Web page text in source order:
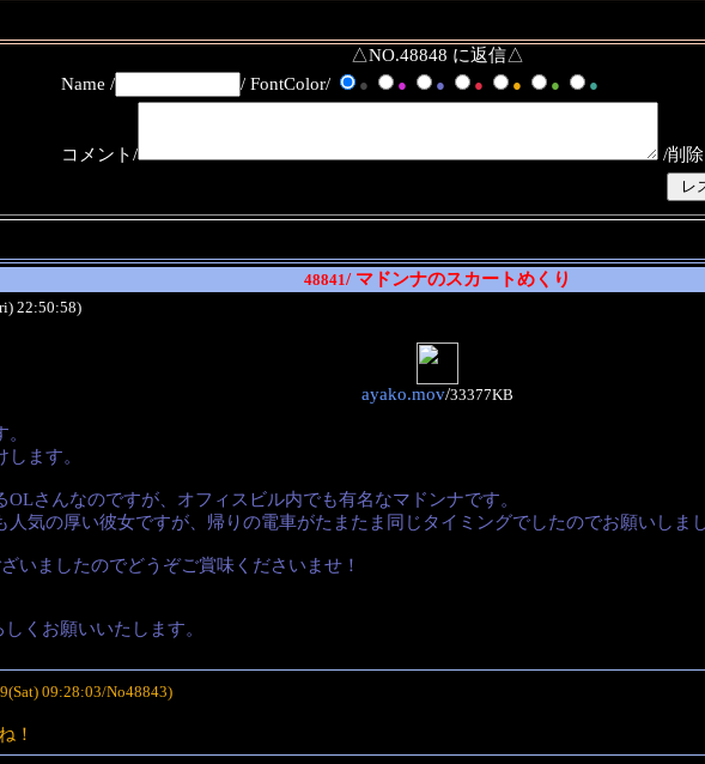
△NO.48848 に返信△
Name /
/ FontColor/ ● ● ● ● ● ● ●
コメント/ /削
48841/ マドンナのスカートめくり
22:50:58)
ayako.mov/33377KB
ます。
さんなのですが、オフィスビル内でも有名なマドンナです。
人気の厚い彼女ですが、帰りの電車がたまたま同じタイミングでしたのでお願いしま
いましたのでどうぞご賞味くださいませ！
くお願いいたします。
09:28:03/No48843)
！